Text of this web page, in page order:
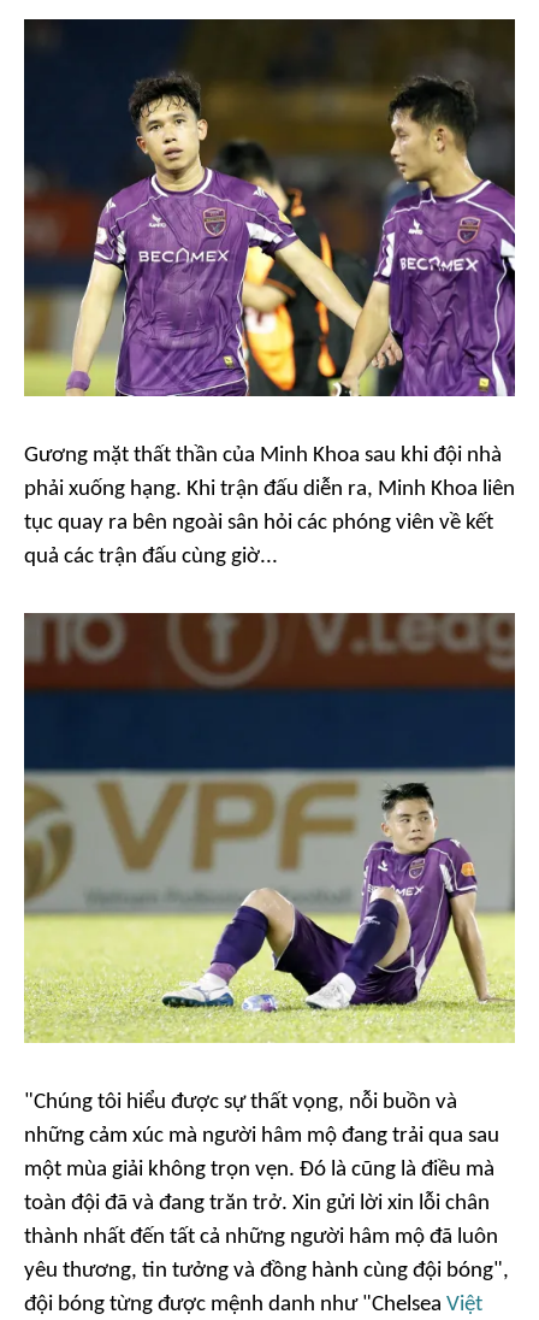
Gương mặt thất thần của Minh Khoa sau khi đội nhà
phải xuống hạng. Khi trận đấu diễn ra, Minh Khoa liên
tục quay ra bên ngoài sân hỏi các phóng viên về kết
quả các trận đấu cùng giờ...
"Chúng tôi hiểu được sự thất vọng, nỗi buồn và
những cảm xúc mà người hâm mộ đang trải qua sau
một mùa giải không trọn vẹn. Đó là cũng là điều mà
toàn đội đã và đang trăn trở. Xin gửi lời xin lỗi chân
thành nhất đến tất cả những người hâm mộ đã luôn
yêu thương, tin tưởng và đồng hành cùng đội bóng",
đội bóng từng được mệnh danh như "Chelsea Việt